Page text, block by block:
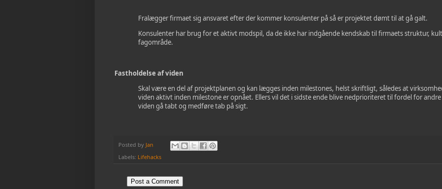
Fralægger firmaet sig ansvaret efter der kommer konsulenter på så er projektet dømt til at gå galt.
Konsulenter har brug for et aktivt modspil, da de ikke har indgående kendskab til firmaets struktur,
fagområde.
Fastholdelse af viden
Skal være en del af projektplanen og kan lægges inden milestones, helst skriftligt, således at
viden aktivt inden milestone er opnået. Ellers vil det i sidste ende blive nedprioriteret til fordel for
viden gå tabt og medføre tab på sigt.
Posted by Jan
Labels: Lifehacks
Post a Comment